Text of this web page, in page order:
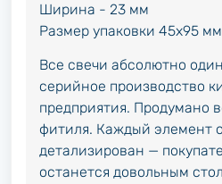
Ширина - 23 мм
Размер упаковки 45х95
Все свечи абсолютно
серийное производство
предприятия. Продумано
фитиля. Каждый элемент
детализирован —
останется довольным